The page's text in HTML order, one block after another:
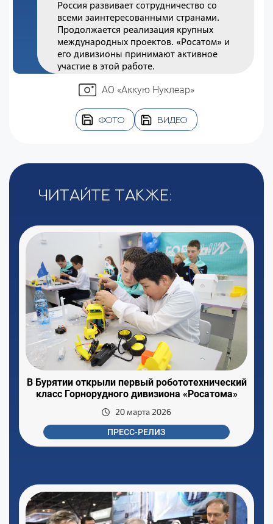
Россия развивает сотрудничество со
всеми заинтересованными странами.
Продолжается реализация крупных
международных проектов. «Росатом» и
его дивизионы принимают активное
участие в этой работе.
АО «Аккую Нуклеар»
ФОТО ВИДЕО
Читайте также:
В Бурятии открыли первый робототехнический
класс Горнорудного дивизиона «Росатома»
20 марта 2026
ПРЕСС-РЕЛИЗ